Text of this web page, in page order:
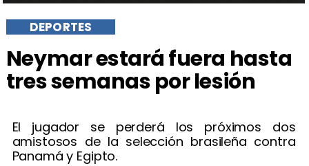
Neymar estará fuera hasta
tres semanas por lesión
El jugador se perderá los próximos dos
amistosos de la selección brasileña contra
Panamá y Egipto.
DEPORTES